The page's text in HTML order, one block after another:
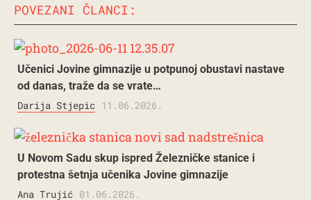
POVEZANI ČLANCI:
Učenici Jovine gimnazije u potpunoj obustavi nastave
od danas, traže da se vrate…
Darija Stjepic 11.06.2026.
U Novom Sadu skup ispred Železničke stanice i
protestna šetnja učenika Jovine gimnazije
Ana Trujić 01.06.2026.